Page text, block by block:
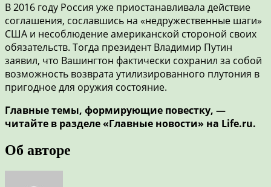
В 2016 году Россия уже приостанавливала действие
соглашения, сославшись на «недружественные шаги»
США и несоблюдение американской стороной своих
обязательств. Тогда президент Владимир Путин
заявил, что Вашингтон фактически сохранил за собой
возможность возврата утилизированного плутония в
пригодное для оружия состояние.
Главные темы, формирующие повестку, —
читайте в разделе «Главные новости» на Life.ru.
Об авторе